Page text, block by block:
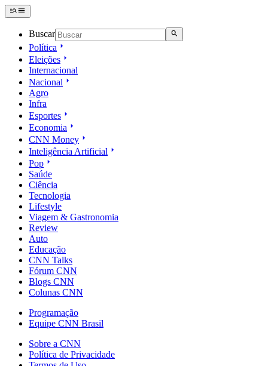
Buscar
Política
Eleições
Internacional
Nacional
Agro
Infra
Esportes
Economia
CNN Money
Inteligência Artificial
Pop
Saúde
Ciência
Tecnologia
Lifestyle
Viagem & Gastronomia
Review
Auto
Educação
CNN Talks
Fórum CNN
Blogs CNN
Colunas CNN
Programação
Equipe CNN Brasil
Sobre a CNN
Política de Privacidade